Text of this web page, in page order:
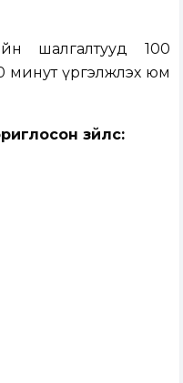
шалгалтууд 100
минут үргэлжлэх юм
зүйлс: